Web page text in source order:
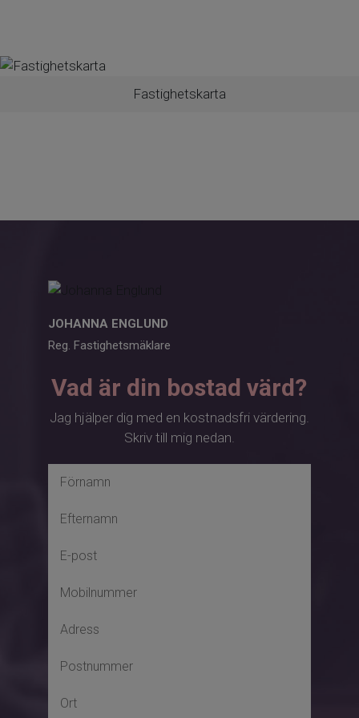
Fastighetskarta
JOHANNA ENGLUND
Reg. Fastighetsmäklare
Vad är din bostad värd?
Jag hjälper dig med en kostnadsfri värdering.
Skriv till mig nedan.